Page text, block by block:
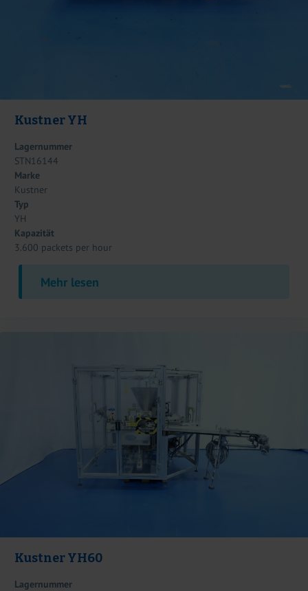
Kustner YH
Lagernummer
STN16144
Marke
Kustner
Typ
YH
Kapazität
3.600 packets per hour
Mehr lesen
Kustner YH60
Lagernummer